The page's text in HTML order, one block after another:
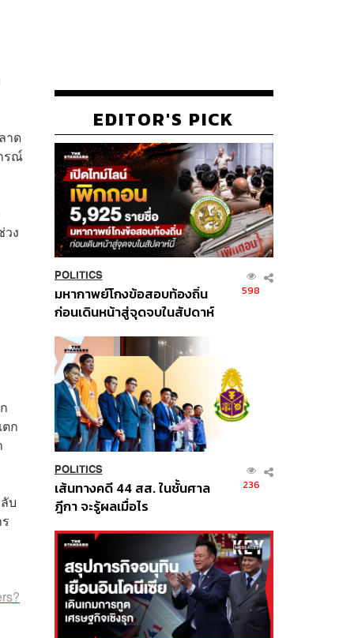
าด
รณ์
วง
ก
บ
EDITOR'S PICK
POLITICS
มหากาพย์โกงข้อสอบท้องถิ่น
ก่อนเดินหน้าสู่จุดจบในสัปดาห์
598
POLITICS
เส้นทางคดี 44 สส. ในชั้นศาล
ฎีกา จะรู้ผลเมื่อไร
236